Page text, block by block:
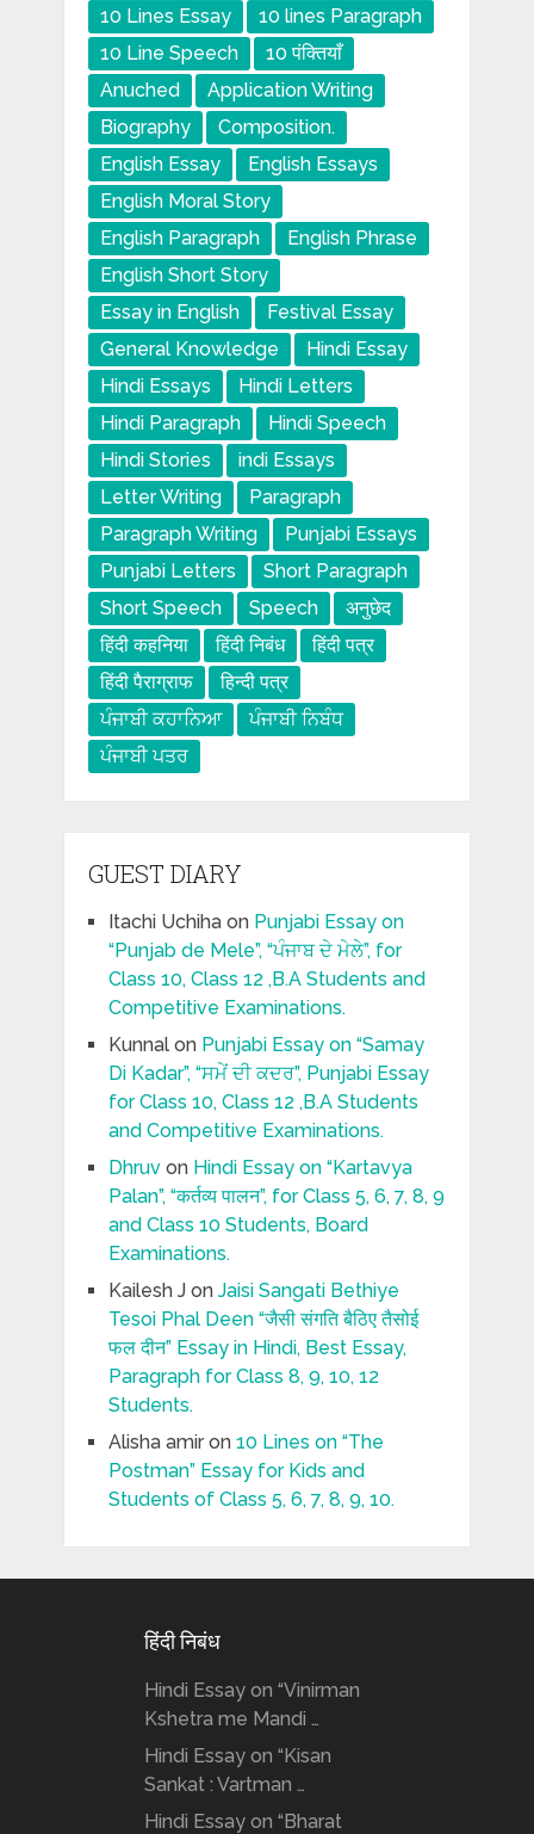
10 Lines Essay
10 lines Paragraph
10 Line Speech
10 पंक्तियाँ
Anuched
Application Writing
Biography
Composition.
English Essay
English Essays
English Moral Story
English Paragraph
English Phrase
English Short Story
Essay in English
Festival Essay
General Knowledge
Hindi Essay
Hindi Essays
Hindi Letters
Hindi Paragraph
Hindi Speech
Hindi Stories
indi Essays
Letter Writing
Paragraph
Paragraph Writing
Punjabi Essays
Punjabi Letters
Short Paragraph
Short Speech
Speech
अनुछेद
हिंदी कहनिया
हिंदी निबंध
हिंदी पत्र
हिंदी पैराग्राफ
हिन्दी पत्र
ਪੰਜਾਬੀ ਕਹਾਨਿਆ
ਪੰਜਾਬੀ ਨਿਬੰਧ
ਪੰਜਾਬੀ ਪਤਰ
GUEST DIARY
Itachi Uchihaon Punjabi Essay on
“Punjab de Mele”, “ਪੰਜਾਬ ਦੇ ਮੇਲੇ”, for
Class 10, Class 12 ,B.A Students and
Competitive Examinations.
Kunnalon Punjabi Essay on “Samay
Di Kadar”, “ਸਮੇਂ ਦੀ ਕਦਰ”, Punjabi Essay
for Class 10, Class 12 ,B.A Students
and Competitive Examinations.
Dhruvon Hindi Essay on “Kartavya
Palan”, “कर्तव्य पालन”, for Class 5, 6, 7, 8, 9
and Class 10 Students, Board
Examinations.
Kailesh Jon Jaisi Sangati Bethiye
Tesoi Phal Deen “जैसी संगति बैठिए तैसोई
फल दीन” Essay in Hindi, Best Essay,
Paragraph for Class 8, 9, 10, 12
Students.
Alisha amiron 10 Lines on “The
Postman” Essay for Kids and
Students of Class 5, 6, 7, 8, 9, 10.
हिंदी निबंध
Hindi Essay on “Vinirman
Kshetra me Mandi …
Hindi Essay on “Kisan
Sankat : Vartman …
Hindi Essay on “Bharat